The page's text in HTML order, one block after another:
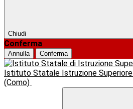
Chiudi
Conferma
Annulla Conferma
Istituto Statale Istruzione Superiore
(Como)